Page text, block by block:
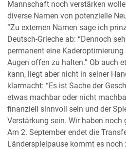
Mannschaft noch verstärken
diverse Namen von potenzielle
“Zu externen Namen sage ich
Deutsch-Grieche ab: “Dennoch
permanent eine
Augen offen zu halten.” Ob auch
kann, liegt aber nicht in seiner
klarmacht: “Es ist Sache der
etwas machbar oder nicht
finanziell sinnvoll sein und der
Verstärkung sein. Wir haben noch
Am 2. September endet die
Länderspielpause kommt es noch